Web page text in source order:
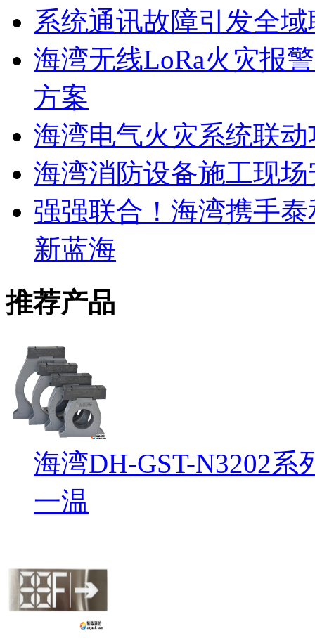
系统通讯故障引发全
海湾无线LoRa火灾报
方案
海湾电气火灾系统联
海湾消防设备施工现
强强联合！海湾携手
新蓝海
推荐产品
海湾DH-GST-N3202
一温